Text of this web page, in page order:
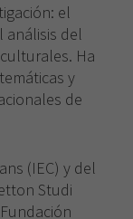
el
análisis del
Ha
y
de
(IEC) y del
Studi